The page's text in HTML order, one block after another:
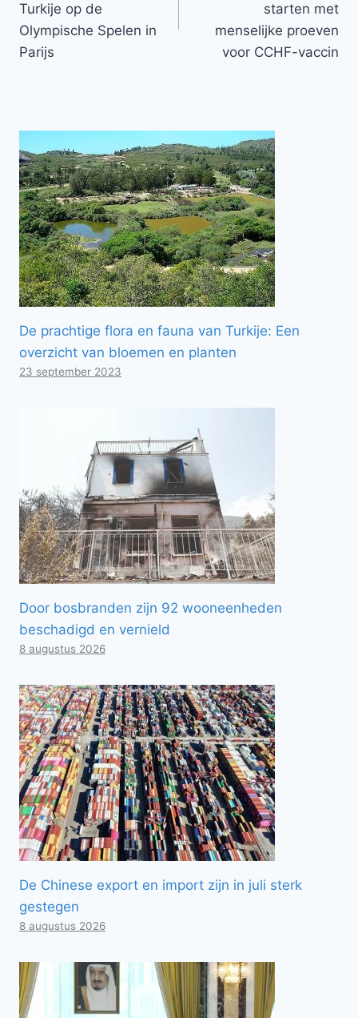
Turkije op de
Olympische Spelen in
Parijs
starten met
menselijke proeven
voor CCHF-vaccin
De prachtige flora en fauna van Turkije: Een
overzicht van bloemen en planten
23 september 2023
Door bosbranden zijn 92 wooneenheden
beschadigd en vernield
8 augustus 2026
De Chinese export en import zijn in juli sterk
gestegen
8 augustus 2026